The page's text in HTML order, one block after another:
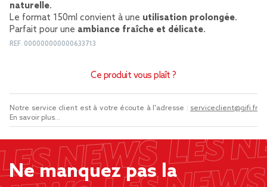
naturelle.
Le format 150ml convient à une utilisation prolongée.
Parfait pour une ambiance fraîche et délicate.
REF. 000000000000633713
Ce produit vous plaît ?
Notre service client est à votre écoute à l'adresse : serviceclient@gifi.fr
En savoir plus...
Ne manquez pas la